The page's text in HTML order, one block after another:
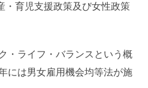
・育児支援政策及び女性政策
・ライフ・バランスという概
には男女雇用機会均等法が施